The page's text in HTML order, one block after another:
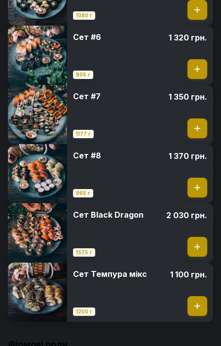
1080 г
Сет #6
805 г
1 320 грн.
Сет #7
1177 г
1 350 грн.
Сет #8
965 г
1 370 грн.
Сет Black Dragon
1575 г
2 030 грн.
Сет Темпура мікс
1200 г
1 100 грн.